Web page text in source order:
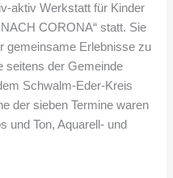
aktiv Werkstatt für Kinder
CORONA“ statt. Sie
gemeinsame Erlebnisse zu
seitens der Gemeinde
Schwalm-Eder-Kreis
der sieben Termine waren
und Ton, Aquarell- und